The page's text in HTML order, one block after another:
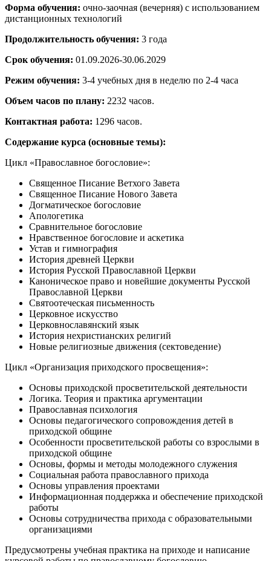
Форма обучения: очно-заочная (вечерняя) с использованием
дистанционных технологий
Продолжительность обучения: 3 года
Срок обучения: 01.09.2026-30.06.2029
Режим обучения: 3-4 учебных дня в неделю по 2-4 часа
Объем часов по плану: 2232 часов.
Контактная работа: 1296 часов.
Содержание курса (основные темы):
Цикл «Православное богословие»:
Священное Писание Ветхого Завета
Священное Писание Нового Завета
Догматическое богословие
Апологетика
Сравнительное богословие
Нравственное богословие и аскетика
Устав и гимнография
История древней Церкви
История Русской Православной Церкви
Каноническое право и новейшие документы Русской
Православной Церкви
Святоотеческая письменность
Церковное искусство
Церковнославянский язык
История нехристианских религий
Новые религиозные движения (сектоведение)
Цикл «Организация приходского просвещения»:
Основы приходской просветительской деятельности
Логика. Теория и практика аргументации
Православная психология
Основы педагогического сопровождения детей в
приходской общине
Особенности просветительской работы со взрослыми в
приходской общине
Основы, формы и методы молодежного служения
Социальная работа православного прихода
Основы управления проектами
Информационная поддержка и обеспечение приходской
работы
Основы сотрудничества прихода с образовательными
организациями
Предусмотрены учебная практика на приходе и написание